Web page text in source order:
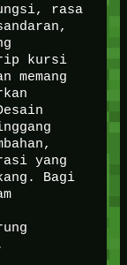
rasa
kursi
memang
yang
Bagi